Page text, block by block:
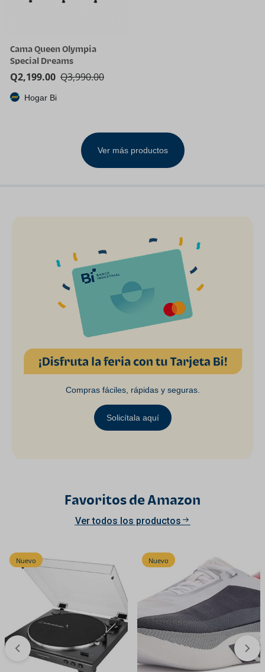
Cama Queen Olympia
Special Dreams
Q3,990.00
Q2,199.00
Hogar Bi
Ver más productos
Compras fáciles, rápidas y seguras.
Solicítala aquí
Favoritos de Amazon
Ver todos los productos
Nuevo Nuevo